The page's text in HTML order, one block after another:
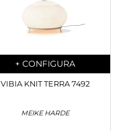
Quantità
+ CONFIGURA
VIBIA KNIT TERRA 7492
MEIKE HARDE